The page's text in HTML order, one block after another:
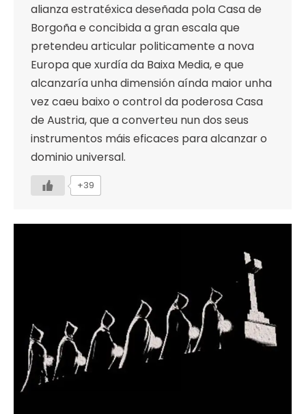
alianza estratéxica deseñada pola Casa de
Borgoña e concibida a gran escala que
pretendeu articular politicamente a nova
Europa que xurdía da Baixa Media, e que
alcanzaría unha dimensión aínda maior unha
vez caeu baixo o control da poderosa Casa
de Austria, que a converteu nun dos seus
instrumentos máis eficaces para alcanzar o
dominio universal.
+39